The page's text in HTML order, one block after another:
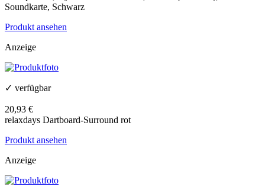
Soundkarte, Schwarz
Produkt ansehen
Anzeige
✓ verfügbar
20,93 €
relaxdays Dartboard-Surround rot
Produkt ansehen
Anzeige